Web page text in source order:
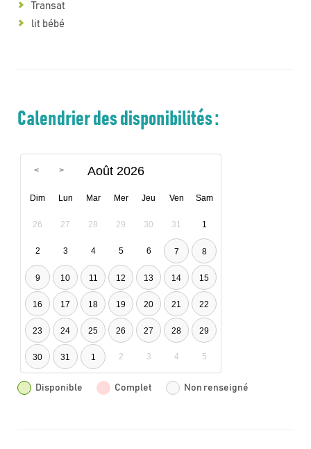
Transat
lit bébé
Calendrier des disponibilités :
Août 2026
Dim Lun Mar Mer Jeu Ven Sam
26 27 28 29 30 31 1
2 3 4 5 6 7 8
9 10 11 12 13 14 15
16 17 18 19 20 21 22
23 24 25 26 27 28 29
30 31 1 2 3 4 5
Disponible Complet Non renseigné